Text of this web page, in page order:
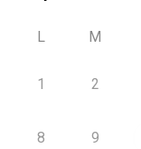
L M
1 2
8 9